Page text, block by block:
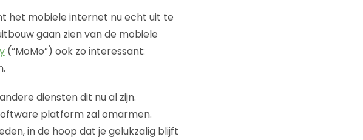
het mobiele internet nu echt uit te
gaan zien van de mobiele
(“MoMo”) ook zo interessant:
diensten dit nu al zijn.
platform zal omarmen.
in de hoop dat je gelukzalig blijft